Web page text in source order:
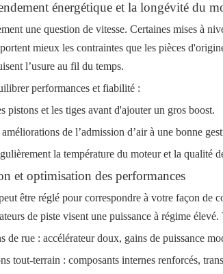
énergétique et la longévité du
une question de vitesse. Certaines mises à
mieux les contraintes que les pièces
l’usure au fil du temps.
performances et fiabilité :
pistons et les tiges avant d'ajouter un gros boost.
de l’admission d’air à une bonne
la température du moteur et la qualité
et optimisation des performances
être réglé pour correspondre à votre façon de
de piste visent une puissance à régime
de rue : accélérateur doux, gains de puissance
tout-terrain : composants internes renforcés,